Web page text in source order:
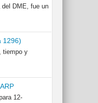
del DME, fue un
1296)
tiempo y
12-